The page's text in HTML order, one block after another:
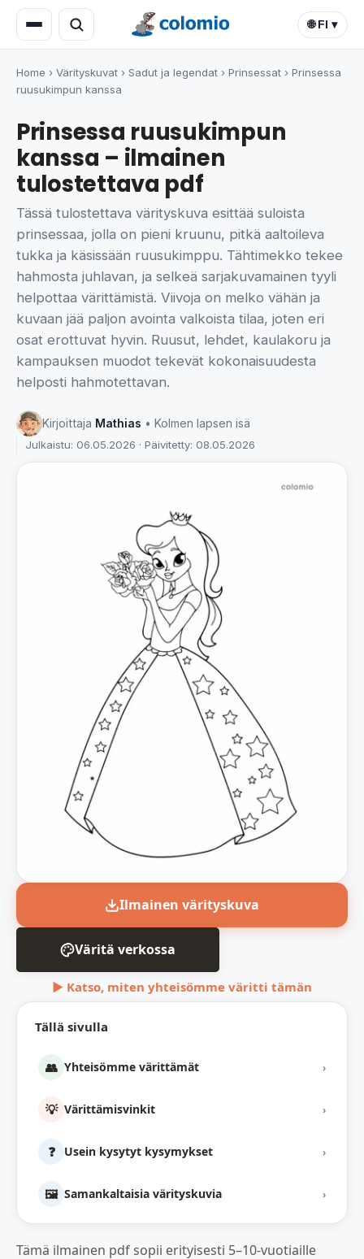
🌐 FI ▾
Home › Värityskuvat › Sadut ja legendat › Prinsessat › Prinsessa
ruusukimpun kanssa
Prinsessa ruusukimpun
kanssa – ilmainen
tulostettava pdf
Tässä tulostettava värityskuva esittää suloista
prinsessaa, jolla on pieni kruunu, pitkä aaltoileva
tukka ja käsissään ruusukimppu. Tähtimekko tekee
hahmosta juhlavan, ja selkeä sarjakuvamainen tyyli
helpottaa värittämistä. Viivoja on melko vähän ja
kuvaan jää paljon avointa valkoista tilaa, joten eri
osat erottuvat hyvin. Ruusut, lehdet, kaulakoru ja
kampauksen muodot tekevät kokonaisuudesta
helposti hahmotettavan.
Kirjoittaja Mathias • Kolmen lapsen isä
Julkaistu: 06.05.2026 · Päivitetty: 08.05.2026
Tällä sivulla
👥 Yhteisömme värittämät ›
💡 Värittämisvinkit ›
❓ Usein kysytyt kysymykset ›
🖼️ Samankaltaisia värityskuvia ›
Ilmainen värityskuva
Väritä verkossa
▶ Katso, miten yhteisömme väritti tämän
Tämä ilmainen pdf sopii erityisesti 5–10-vuotiaille